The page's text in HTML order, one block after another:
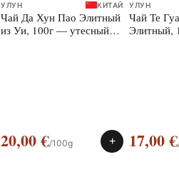
УЛУН КИТАЙ
Чай Да Хун Пао Элитный
из Уи, 100г — утесный
20,00€/100g +
УЛУН
Чай Те
Элитный,
17,00€